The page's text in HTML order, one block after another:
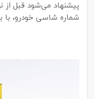
پیشنهاد می‌شود قبل
شماره شاسی خودرو،